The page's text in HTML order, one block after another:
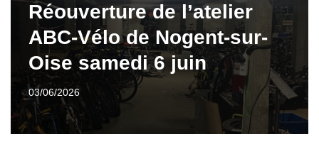
Réouverture de l’atelier
ABC-Vélo de Nogent-sur-
Oise samedi 6 juin
03/06/2026